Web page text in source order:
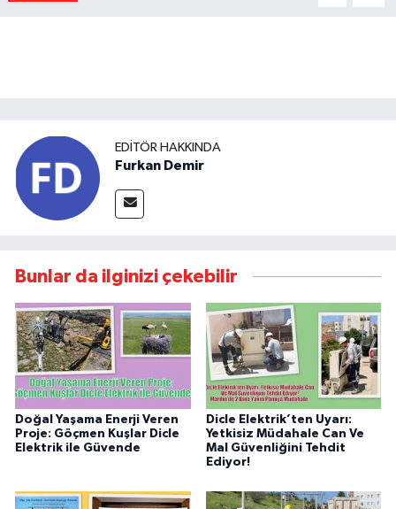
EDITÖR HAKKINDA
Furkan Demir
Bunlar da ilginizi çekebilir
Doğal Yaşama Enerji Veren
Proje: Göçmen Kuşlar Dicle
Elektrik ile Güvende
Dicle Elektrik’ten Uyarı:
Yetkisiz Müdahale Can Ve
Mal Güvenliğini Tehdit
Ediyor!